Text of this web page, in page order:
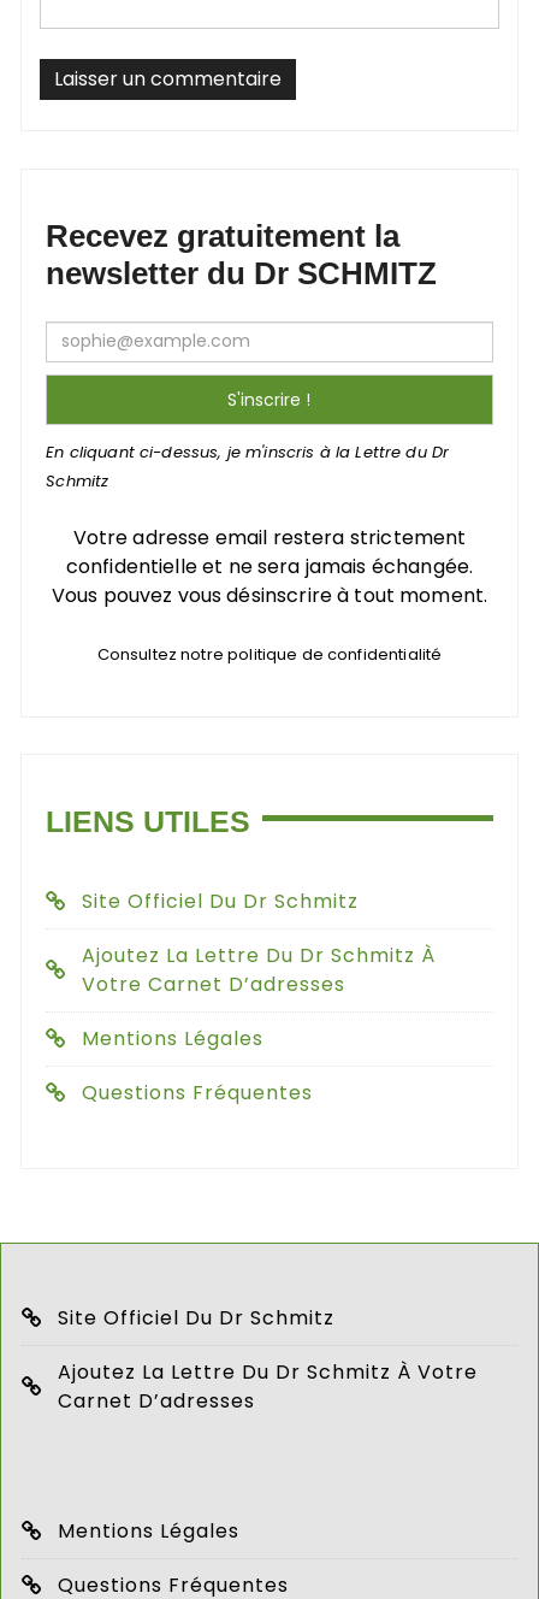
Recevez gratuitement la
newsletter du Dr SCHMITZ
En cliquant ci-dessus, je m'inscris à la Lettre du Dr
Schmitz
Votre adresse email restera strictement
confidentielle et ne sera jamais échangée.
Vous pouvez vous désinscrire à tout moment.
Consultez notre politique de confidentialité
LIENS UTILES
Site Officiel Du Dr Schmitz
Ajoutez La Lettre Du Dr Schmitz À
Votre Carnet D’adresses
Mentions Légales
Questions Fréquentes
Site Officiel Du Dr Schmitz
Ajoutez La Lettre Du Dr Schmitz À Votre
Carnet D’adresses
Mentions Légales
Questions Fréquentes